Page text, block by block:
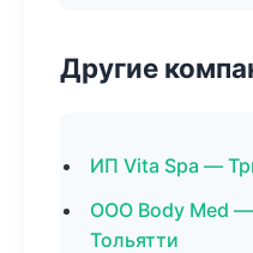
Другие
ИП Vita Spa —
ООО Body Med —
Тольятти